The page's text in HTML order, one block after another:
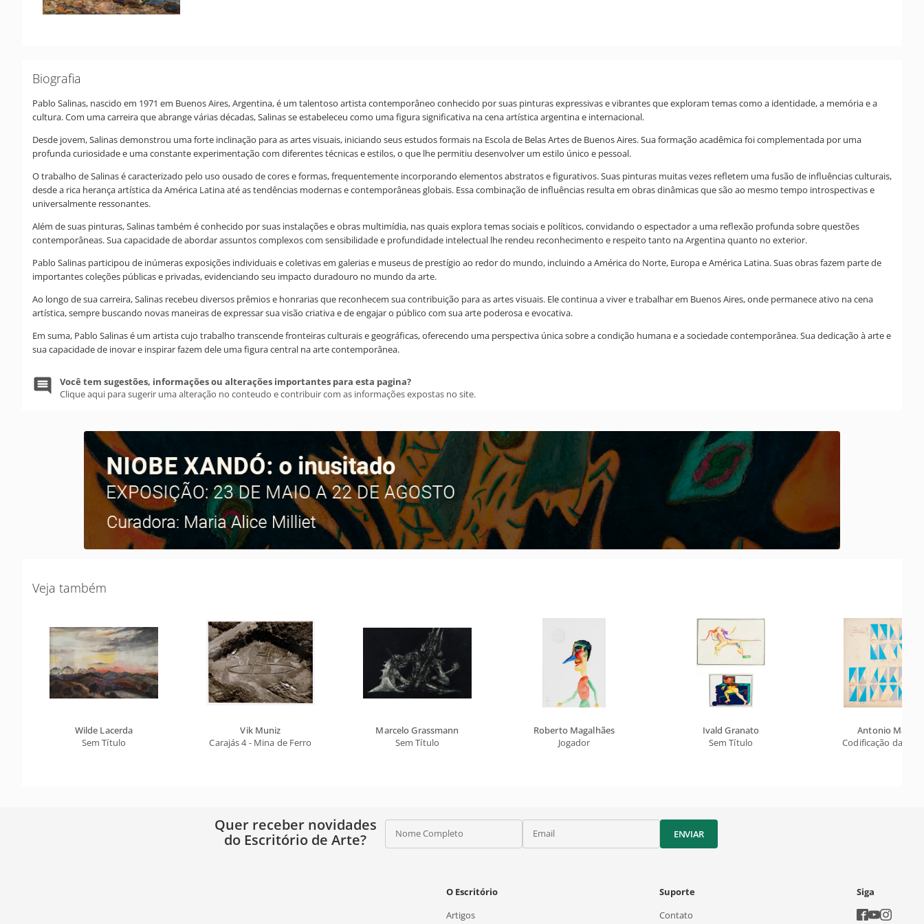
Biografia
Pablo Salinas, nascido em 1971 em Buenos Aires, Argentina, é um talentoso artista contemporâneo conhecido por suas pinturas expressivas e vibrantes que exploram temas como a identidade, a memória e a
cultura. Com uma carreira que abrange várias décadas, Salinas se estabeleceu como uma figura significativa na cena artística argentina e internacional.
Desde jovem, Salinas demonstrou uma forte inclinação para as artes visuais, iniciando seus estudos formais na Escola de Belas Artes de Buenos Aires. Sua formação acadêmica foi complementada por uma
profunda curiosidade e uma constante experimentação com diferentes técnicas e estilos, o que lhe permitiu desenvolver um estilo único e pessoal.
O trabalho de Salinas é caracterizado pelo uso ousado de cores e formas, frequentemente incorporando elementos abstratos e figurativos. Suas pinturas muitas vezes refletem uma fusão de influências culturais,
desde a rica herança artística da América Latina até as tendências modernas e contemporâneas globais. Essa combinação de influências resulta em obras dinâmicas que são ao mesmo tempo introspectivas e
universalmente ressonantes.
Além de suas pinturas, Salinas também é conhecido por suas instalações e obras multimídia, nas quais explora temas sociais e políticos, convidando o espectador a uma reflexão profunda sobre questões
contemporâneas. Sua capacidade de abordar assuntos complexos com sensibilidade e profundidade intelectual lhe rendeu reconhecimento e respeito tanto na Argentina quanto no exterior.
Pablo Salinas participou de inúmeras exposições individuais e coletivas em galerias e museus de prestígio ao redor do mundo, incluindo a América do Norte, Europa e América Latina. Suas obras fazem parte de
importantes coleções públicas e privadas, evidenciando seu impacto duradouro no mundo da arte.
Ao longo de sua carreira, Salinas recebeu diversos prêmios e honrarias que reconhecem sua contribuição para as artes visuais. Ele continua a viver e trabalhar em Buenos Aires, onde permanece ativo na cena
artística, sempre buscando novas maneiras de expressar sua visão criativa e de engajar o público com sua arte poderosa e evocativa.
Em suma, Pablo Salinas é um artista cujo trabalho transcende fronteiras culturais e geográficas, oferecendo uma perspectiva única sobre a condição humana e a sociedade contemporânea. Sua dedicação à arte e
sua capacidade de inovar e inspirar fazem dele uma figura central na arte contemporânea.
Você tem sugestões, informações ou alterações importantes para esta pagina?
Clique aqui para sugerir uma alteração no conteudo e contribuir com as informações expostas no site.
Veja também
Wilde Lacerda
Sem Título
Vik Muniz
Carajás 4 - Mina de Ferro
Marcelo Grassmann
Sem Título
Roberto Magalhães
Jogador
Ivald Granato
Sem Título
Antonio Maluf
Codificação das
Quer receber novidades
do Escritório de Arte?
Nome Completo Email ENVIAR
O Escritório
Artigos
Suporte
Contato
Siga